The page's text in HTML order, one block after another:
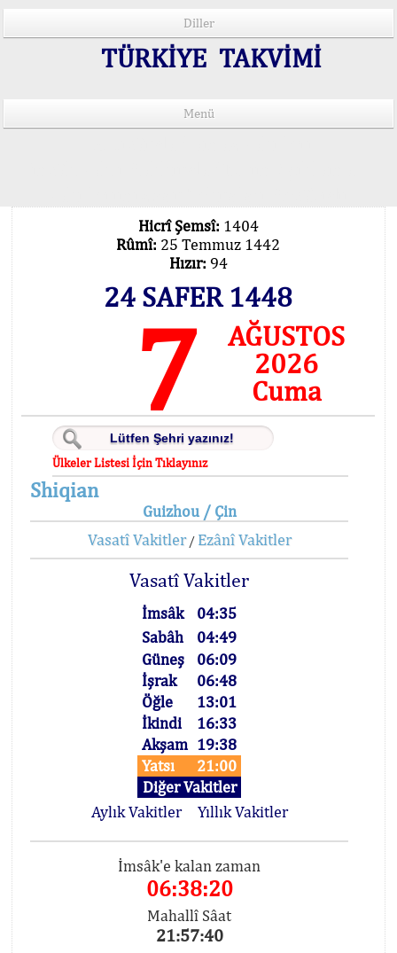
Diller
TÜRKİYE TAKVİMİ
Menü
Hicrî Şemsî: 1404
Rûmî: 25 Temmuz 1442
Hızır: 94
24 SAFER 1448
7
AĞUSTOS
2026
Cuma
Ülkeler Listesi İçin Tıklayınız
Shiqian
Guizhou / Çin
Vasatî Vakitler/ Ezânî Vakitler
Vasatî Vakitler
İmsâk
04:35
Sabâh
04:49
Güneş
06:09
İşrak
06:48
Öğle
13:01
İkindi
16:33
Akşam 19:38
Yatsı
21:00
Diğer Vakitler
Aylık Vakitler
Yıllık Vakitler
İmsâk'e kalan zaman
06:38:20
Mahallî Sâat
21:57:40